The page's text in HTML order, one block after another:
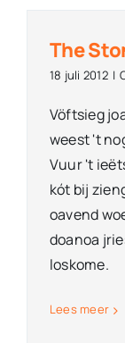
The
18 juli 2012 |
Vöftsieg
weest 't
Vuur 't
kót bij
oavend
doanoa
loskome.
Lees meer